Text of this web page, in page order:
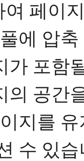
여 페이
에 압
가 포함
의 공간
지를
수 있습